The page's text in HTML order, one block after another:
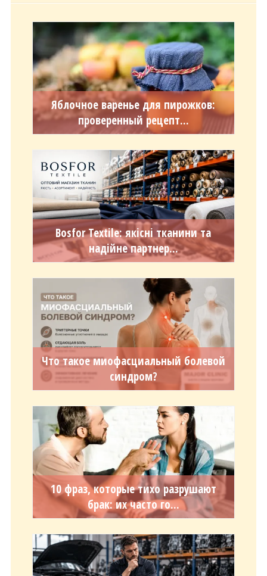
Яблочное варенье для пирожков:
проверенный рецепт...
Bosfor Textile: якісні тканини та
надійне партнер...
Что такое миофасциальный болевой
синдром?
10 фраз, которые тихо разрушают
брак: их часто го...